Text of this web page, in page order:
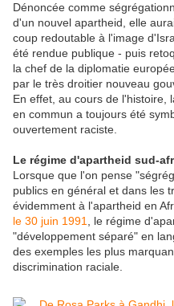
Dénoncée comme
d'un nouvel apartheid, elle
coup redoutable à l'image
été rendue publique - puis
la chef de la diplomatie
par le très droitier nouveau
En effet, au cours de l'histoire,
en commun a toujours été
ouvertement raciste.
Le régime d'apartheid sud-
Lorsque que l'on pense
publics en général et dans les
évidemment à l'apartheid en
le 30 juin 1991
, le régime
"développement séparé" en
des exemples les plus
discrimination raciale.